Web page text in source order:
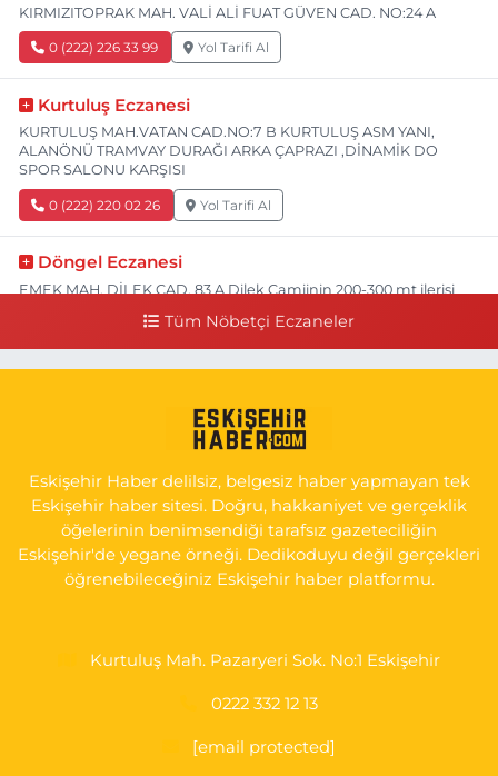
KIRMIZITOPRAK MAH. VALİ ALİ FUAT GÜVEN CAD. NO:24 A
0 (222) 226 33 99 Yol Tarifi Al
Kurtuluş Eczanesi
KURTULUŞ MAH.VATAN CAD.NO:7 B KURTULUŞ ASM YANI,
ALANÖNÜ TRAMVAY DURAĞI ARKA ÇAPRAZI ,DİNAMİK DO
SPOR SALONU KARŞISI
0 (222) 220 02 26 Yol Tarifi Al
Döngel Eczanesi
EMEK MAH. DİLEK CAD. 83 A Dilek Camiinin 200-300 mt ilerisi
İSTİKLAL MAH. ŞAİR FUZULİ CAD. NO:35 A HAVA HASTANESİ
KARŞI KÖŞESİ ŞAİR FUZULİ AİLE SAĞLIĞI MERKEZİ KARŞISI
0 (222) 230 11 31 Yol Tarifi Al
Tüm Nöbetçi Eczaneler
Eskişehir Haber delilsiz, belgesiz haber yapmayan tek
Eskişehir haber sitesi. Doğru, hakkaniyet ve gerçeklik
öğelerinin benimsendiği tarafsız gazeteciliğin
Eskişehir'de yegane örneği. Dedikoduyu değil gerçekleri
öğrenebileceğiniz Eskişehir haber platformu.
Kurtuluş Mah. Pazaryeri Sok. No:1 Eskişehir
0222 332 12 13
[email protected]